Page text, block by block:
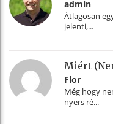
admin
Átlagosan
jelenti,...
Miért
Flor
Még hogy
nyers ré...